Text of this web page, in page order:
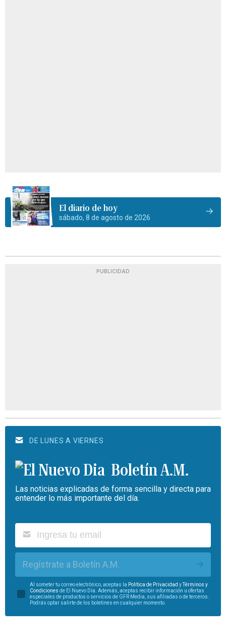
El diario de hoy
sábado, 8 de agosto de 2026
PUBLICIDAD
DE LUNES A VIERNES
Boletín A.M.
Las noticias explicadas de forma sencilla y directa para
entender lo más importante del día.
Regístrate a Boletín A.M.
Al someter tu correo electrónico, aceptas la Política de Privacidad yTérminos y
Condiciones de El Nuevo Día. Además, aceptas recibir información u ofertas
especiales de productos o servicios de GFR Media, sus afiliadas o de terceros.
Podrás optar salirte de los boletines en cualquier momento.